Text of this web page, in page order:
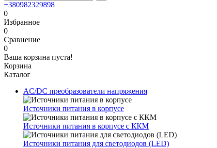
+380982329898
0
Избранное
0
Сравнение
0
Ваша корзина пуста!
Корзина
Каталог
AC/DC преобразователи напряжения
Источники питания в корпусе
Источники питания в корпусе с ККМ
Источники питания для светодиодов (LED)